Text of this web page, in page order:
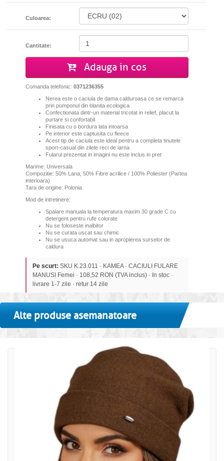
Culoarea:
Cantitate:
Adauga in cos
Comanda telefonic: 0371236355
Nerea este o caciula de dama calduroasa ce se remarca
prin pomponul din blanita ecologica
Confectionata dintr-un material tricotat in relief, placut la
purtare si confortabil
Finisata cu o bordura lata intoarsa
Pe interior este captusita cu fleece
Acest tip de caciula este ideal pentru a completa tinutele
sport-casual din zilele reci de iarna
Fularul prezentat in imagini nu este inclus in pret
Marime: Universala
Compozitie: 50% Lana, 50% Fibre acrilice / 100% Poliester (Partea
interioara)
Tara de origine: Polonia
Mod de intretinere:
Spalare manuala la temperatura maxim 30 grade C cu
detergent pentru rufe colorate
Nu se foloseste inalbitor
Nu se curata uscat sau chimic
Nu se usuca automat sau in apropierea surselor de
caldura
Pe scurt: SKU K.23.011 · KAMEA · CACIULI FULARE
MANUSI Femei · 108,52 RON (TVA inclus) · In stoc ·
livrare 1-7 zile · retur 14 zile
Alte produse asemanatoare